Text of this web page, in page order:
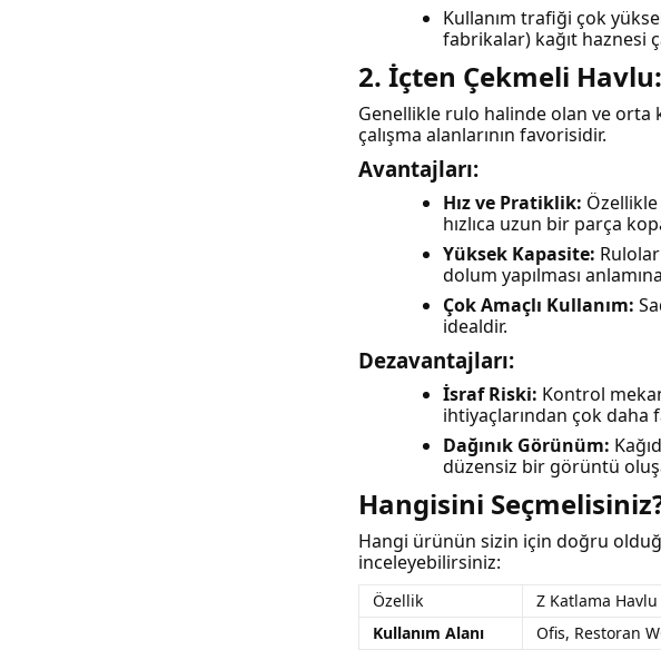
Kullanım trafiği çok
fabrikalar) kağıt haznesi
2. İçten Çekmeli
Genellikle rulo halinde olan ve orta
çalışma alanlarının favorisidir.
Avantajları:
Hız ve Pratiklik:
hızlıca uzun bir parça
Yüksek Kapasite:
dolum yapılması
Çok Amaçlı Kullanım:
idealdir.
Dezavantajları:
İsraf Riski: Kontrol
ihtiyaçlarından çok daha
Dağınık Görünüm:
düzensiz bir görüntü
Hangisini
Hangi ürünün sizin için doğru
inceleyebilirsiniz:
Özellik Z Katlama Havlu
Kullanım Alanı
Ofis, Restoran